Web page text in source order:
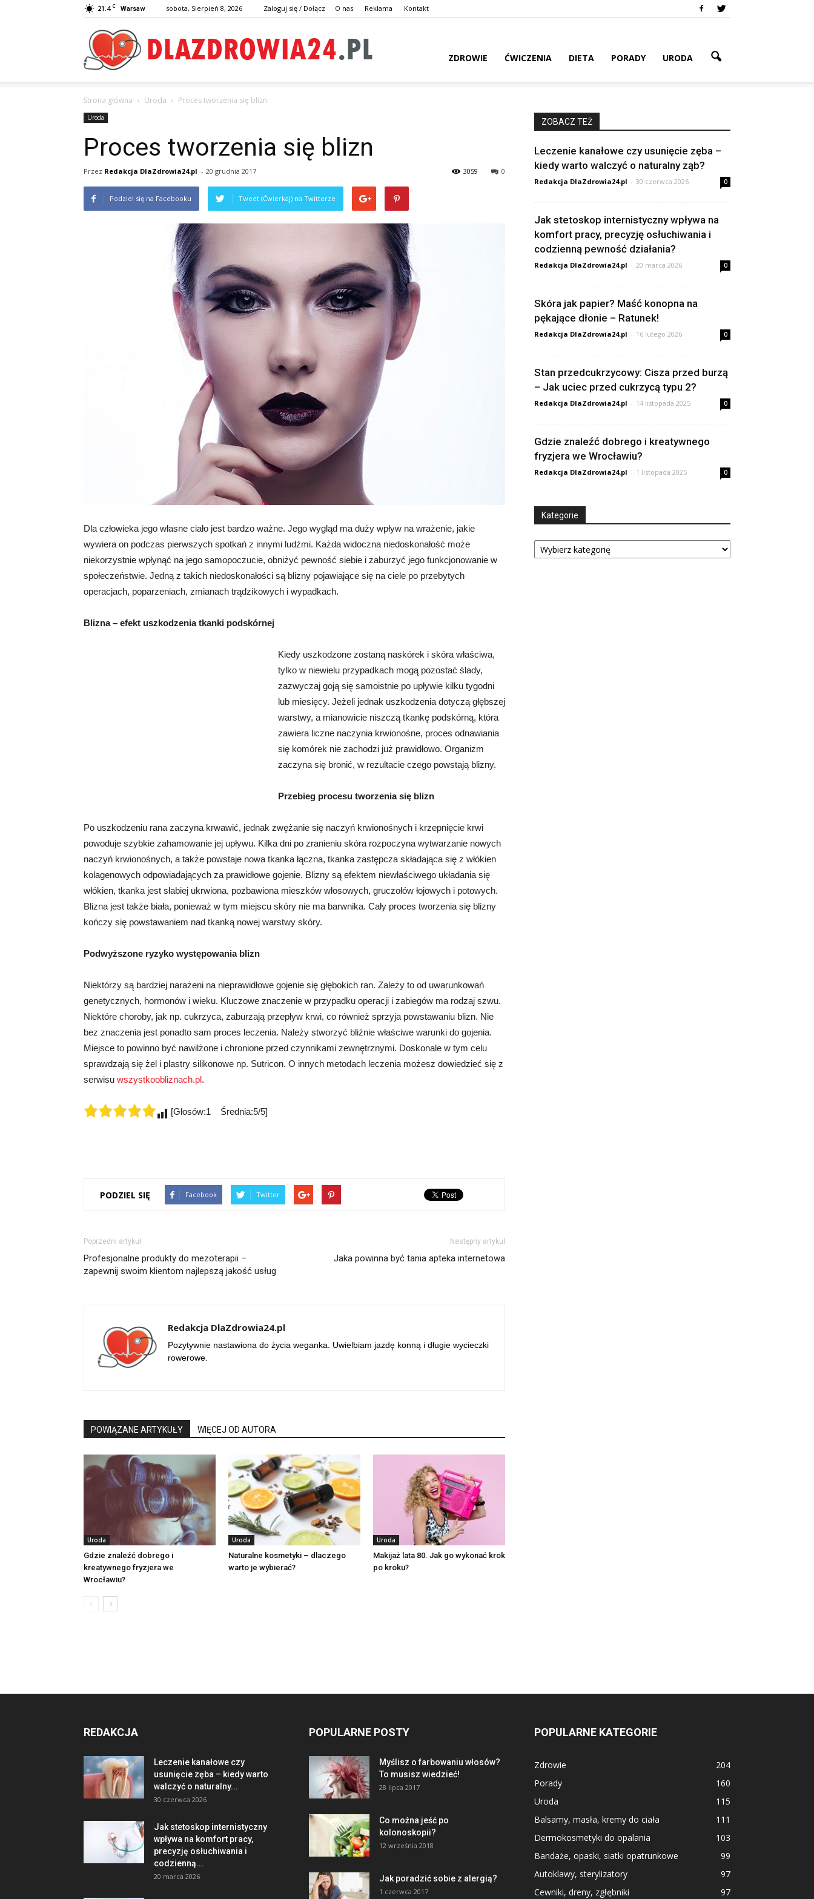
21.4 C Warsaw sobota, Sierpień 8, 2026 Zaloguj się / Dołącz O nas Reklama Kontakt
ZDROWIE ĆWICZENIA DIETA PORADY URODA
Strona główna Uroda Proces tworzenia się blizn
Uroda
Proces tworzenia się blizn
Przez Redakcja DlaZdrowia24.pl - 20 grudnia 2017 0
3059
Podziel się na Facebooku Tweet (Ćwierkaj) na Twitterze
Dla człowieka jego własne ciało jest bardzo ważne. Jego wygląd ma duży wpływ na wrażenie, jakie
wywiera on podczas pierwszych spotkań z innymi ludźmi. Każda widoczna niedoskonałość może
niekorzystnie wpłynąć na jego samopoczucie, obniżyć pewność siebie i zaburzyć jego funkcjonowanie w
społeczeństwie. Jedną z takich niedoskonałości są blizny pojawiające się na ciele po przebytych
operacjach, poparzeniach, zmianach trądzikowych i wypadkach.
Blizna – efekt uszkodzenia tkanki podskórnej
Kiedy uszkodzone zostaną naskórek i skóra właściwa,
tylko w niewielu przypadkach mogą pozostać ślady,
zazwyczaj goją się samoistnie po upływie kilku tygodni
lub miesięcy. Jeżeli jednak uszkodzenia dotyczą głębszej
warstwy, a mianowicie niszczą tkankę podskórną, która
zawiera liczne naczynia krwionośne, proces odnawiania
się komórek nie zachodzi już prawidłowo. Organizm
zaczyna się bronić, w rezultacie czego powstają blizny.
Przebieg procesu tworzenia się blizn
Po uszkodzeniu rana zaczyna krwawić, jednak zwężanie się naczyń krwionośnych i krzepnięcie krwi
powoduje szybkie zahamowanie jej upływu. Kilka dni po zranieniu skóra rozpoczyna wytwarzanie nowych
naczyń krwionośnych, a także powstaje nowa tkanka łączna, tkanka zastępcza składająca się z włókien
kolagenowych odpowiadających za prawidłowe gojenie. Blizny są efektem niewłaściwego układania się
włókien, tkanka jest słabiej ukrwiona, pozbawiona mieszków włosowych, gruczołów łojowych i potowych.
Blizna jest także biała, ponieważ w tym miejscu skóry nie ma barwnika. Cały proces tworzenia się blizny
kończy się powstawaniem nad tkanką nowej warstwy skóry.
Podwyższone ryzyko występowania blizn
Niektórzy są bardziej narażeni na nieprawidłowe gojenie się głębokich ran. Zależy to od uwarunkowań
genetycznych, hormonów i wieku. Kluczowe znaczenie w przypadku operacji i zabiegów ma rodzaj szwu.
Niektóre choroby, jak np. cukrzyca, zaburzają przepływ krwi, co również sprzyja powstawaniu blizn. Nie
bez znaczenia jest ponadto sam proces leczenia. Należy stworzyć bliźnie właściwe warunki do gojenia.
Miejsce to powinno być nawilżone i chronione przed czynnikami zewnętrznymi. Doskonale w tym celu
sprawdzają się żel i plastry silikonowe np. Sutricon. O innych metodach leczenia możesz dowiedzieć się z
serwisu wszystkoobliznach.pl.
[Głosów:1 Średnia:5/5]
PODZIEL SIĘ Facebook Twitter
Poprzedni artykuł
Profesjonalne produkty do mezoterapii –
zapewnij swoim klientom najlepszą jakość usług
Następny artykuł
Jaka powinna być tania apteka internetowa
Redakcja DlaZdrowia24.pl
Pozytywnie nastawiona do życia weganka. Uwielbiam jazdę konną i długie wycieczki
rowerowe.
POWIĄZANE ARTYKUŁY WIĘCEJ OD AUTORA
Uroda
Gdzie znaleźć dobrego i
kreatywnego fryzjera we
Wrocławiu?
Uroda
Naturalne kosmetyki – dlaczego
warto je wybierać?
Uroda
Makijaż lata 80. Jak go wykonać krok
po kroku?
ZOBACZ TEŻ
Leczenie kanałowe czy usunięcie zęba –
kiedy warto walczyć o naturalny ząb?
Redakcja DlaZdrowia24.pl - 30 czerwca 2026 0
Jak stetoskop internistyczny wpływa na
komfort pracy, precyzję osłuchiwania i
codzienną pewność działania?
Redakcja DlaZdrowia24.pl - 20 marca 2026 0
Skóra jak papier? Maść konopna na
pękające dłonie – Ratunek!
Redakcja DlaZdrowia24.pl - 16 lutego 2026 0
Stan przedcukrzycowy: Cisza przed burzą
– Jak uciec przed cukrzycą typu 2?
Redakcja DlaZdrowia24.pl - 14 listopada 2025 0
Gdzie znaleźć dobrego i kreatywnego
fryzjera we Wrocławiu?
Redakcja DlaZdrowia24.pl - 1 listopada 2025 0
Kategorie
Kategorie
REDAKCJA
Leczenie kanałowe czy
usunięcie zęba – kiedy warto
walczyć o naturalny...
30 czerwca 2026
Jak stetoskop internistyczny
wpływa na komfort pracy,
precyzję osłuchiwania i
codzienną...
20 marca 2026
POPULARNE POSTY
Myślisz o farbowaniu włosów?
To musisz wiedzieć!
28 lipca 2017
Co można jeść po
kolonoskopii?
12 września 2018
Jak poradzić sobie z alergią?
1 czerwca 2017
POPULARNE KATEGORIE
Zdrowie
204
Porady
160
Uroda
115
Balsamy, masła, kremy do ciała
111
Dermokosmetyki do opalania
103
Bandaże, opaski, siatki opatrunkowe
99
Autoklawy, sterylizatory
97
Cewniki, dreny, zgłębniki
97